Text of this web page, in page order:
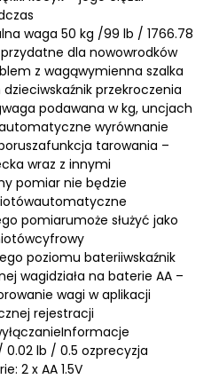
waga 50 kg /99 lb / 1766.78
dla nowowrodków
z wagąwymienna szalka
przekroczenia
podawana w kg, uncjach
wyrównanie
tarowania –
wraz z innymi
pomiar nie będzie
pomiarumoże służyć jako
poziomu bateriiwskaźnik
wagidziała na baterie AA –
wagi w aplikacji
rejestracji
0.02 lb / 0.5 ozprecyzja
2 x AA 1.5V